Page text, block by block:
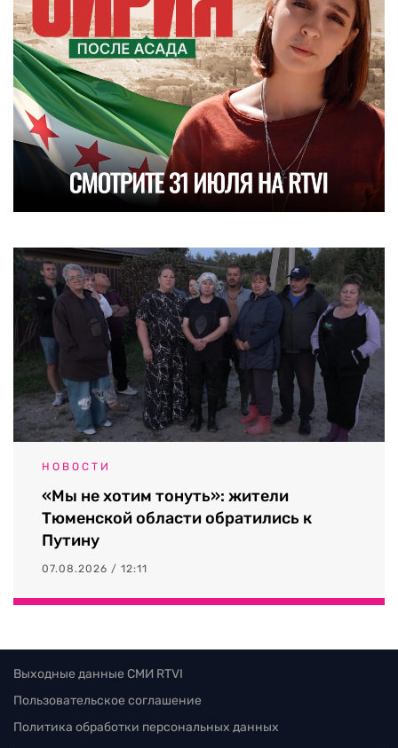
НОВОСТИ
«Мы не хотим тонуть»: жители
Тюменской области обратились к
Путину
07.08.2026 / 12:11
Выходные данные СМИ RTVI
Пользовательское соглашение
Политика обработки персональных данных